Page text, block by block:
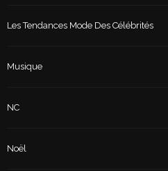
Les Tendances Mode Des Célébrités
Musique
NC
Noël